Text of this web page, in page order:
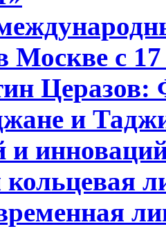
Москве с
Церазов:
и
и